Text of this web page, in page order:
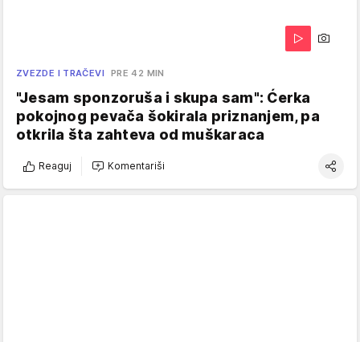
ZVEZDE I TRAČEVI PRE 42 MIN
"Jesam sponzoruša i skupa sam": Ćerka
pokojnog pevača šokirala priznanjem, pa
otkrila šta zahteva od muškaraca
Reaguj Komentariši